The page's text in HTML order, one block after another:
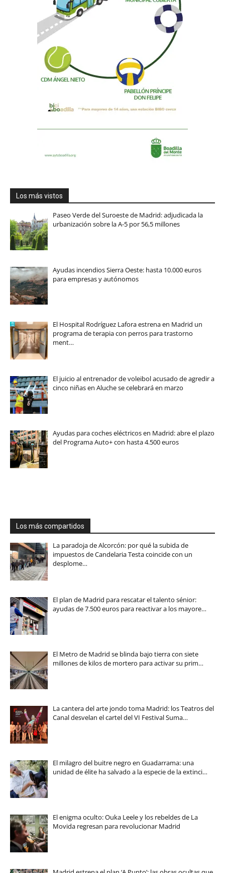
Los más vistos
Paseo Verde del Suroeste de Madrid: adjudicada la
urbanización sobre la A-5 por 56,5 millones
Ayudas incendios Sierra Oeste: hasta 10.000 euros
para empresas y autónomos
El Hospital Rodríguez Lafora estrena en Madrid un
programa de terapia con perros para trastorno
ment…
El juicio al entrenador de voleibol acusado de agredir a
cinco niñas en Aluche se celebrará en marzo
Ayudas para coches eléctricos en Madrid: abre el plazo
del Programa Auto+ con hasta 4.500 euros
Los más compartidos
La paradoja de Alcorcón: por qué la subida de
impuestos de Candelaria Testa coincide con un
desplome…
El plan de Madrid para rescatar el talento sénior:
ayudas de 7.500 euros para reactivar a los mayore…
El Metro de Madrid se blinda bajo tierra con siete
millones de kilos de mortero para activar su prim…
La cantera del arte jondo toma Madrid: los Teatros del
Canal desvelan el cartel del VI Festival Suma…
El milagro del buitre negro en Guadarrama: una
unidad de élite ha salvado a la especie de la extinci…
El enigma oculto: Ouka Leele y los rebeldes de La
Movida regresan para revolucionar Madrid